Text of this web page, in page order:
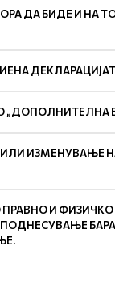
ДА БИДЕ И НА
ИЗМЕНУВАЊЕ
И